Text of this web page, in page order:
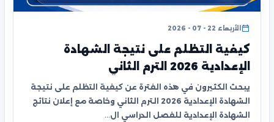
الأربعاء 22 - 07 - 2026
كيفية التظلم على نتيجة الشهادة
الإعدادية 2026 الترم الثاني
يبحث الكثيرون في هذه الفترة عن كيفية التظلم على نتيجة
الشهادة الإعدادية 2026 الترم الثاني وخاصة مع إعلان نتائج
الشهادة الإعدادية للفصل الدراسي ال…